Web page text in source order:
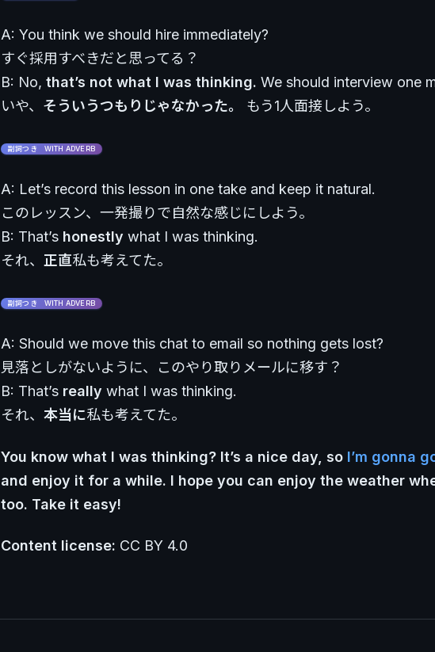
A: You think we should hire immediately?
すぐ採用すべきだと思ってる？
B: No, that’s not what I was thinking. We should interview one
いや、 そういうつもりじゃなかった。 もう1人面接しよう。
副詞つき WITH ADVERB
A: Let’s record this lesson in one take and keep it natural.
このレッスン、一発撮りで自然な感じにしよう。
B: That’s honestly what I was thinking.
それ、 正直私も考えてた。
副詞つき WITH ADVERB
A: Should we move this chat to email so nothing gets lost?
見落としがないように、このやり取りメールに移す？
B: That’s really what I was thinking.
それ、 本当に私も考えてた。
You know what I was thinking? It’s a nice day, so I’m gonna
and enjoy it for a while. I hope you can enjoy the weather
too. Take it easy!
Content license: CC BY 4.0